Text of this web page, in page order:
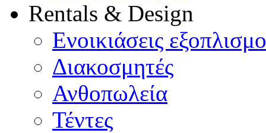
Rentals & Design
Ενοικιάσεις
Διακοσμητές
Ανθοπωλεία
Τέντες